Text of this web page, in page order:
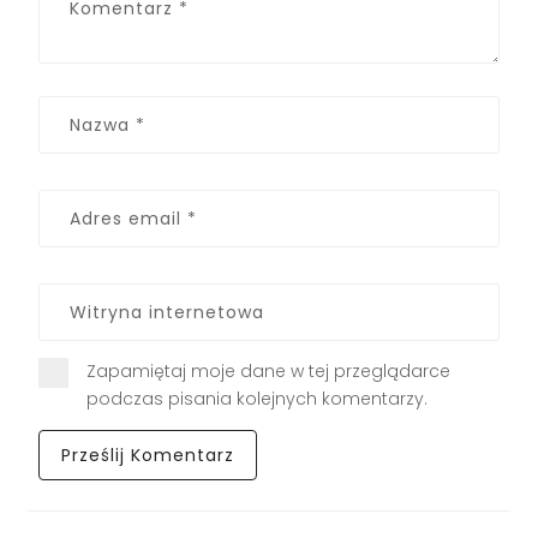
Zapamiętaj moje dane w tej przeglądarce
podczas pisania kolejnych komentarzy.